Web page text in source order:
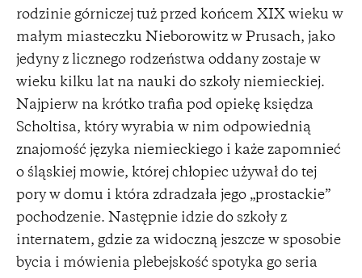
rodzinie górniczej tuż przed końcem XIX wieku w
małym miasteczku Nieborowitz w Prusach, jako
jedyny z licznego rodzeństwa oddany zostaje w
wieku kilku lat na nauki do szkoły niemieckiej.
Najpierw na krótko trafia pod opiekę księdza
Scholtisa, który wyrabia w nim odpowiednią
znajomość języka niemieckiego i każe zapomnieć
o śląskiej mowie, której chłopiec używał do tej
pory w domu i która zdradzała jego „prostackie”
pochodzenie. Następnie idzie do szkoły z
internatem, gdzie za widoczną jeszcze w sposobie
bycia i mówienia plebejskość spotyka go seria